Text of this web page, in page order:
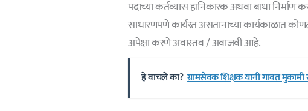
पदाच्या कर्तव्यास हानिकारक अथवा बाधा
साधारणपणे कार्यरत असतानाच्या कार्यकाळात
अपेक्षा करणे अवास्तव / अवाजवी आहे.
हे वाचले का? ग्रामसेवक शिक्षक यानी गावत